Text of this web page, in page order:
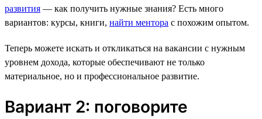
развития — как получить нужные знания? Есть много
вариантов: курсы, книги, найти ментора с похожим опытом.
Теперь можете искать и откликаться на вакансии с нужным
уровнем дохода, которые обеспечивают не только
материальное, но и профессиональное развитие.
Вариант 2: поговорите